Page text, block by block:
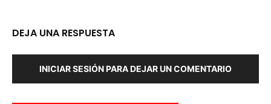
DEJA UNA RESPUESTA
INICIAR SESIÓN PARA DEJAR UN COMENTARIO